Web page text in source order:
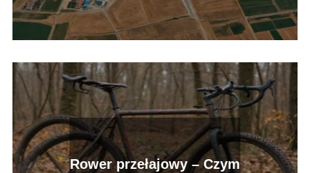
Rower przełajowy – Czym